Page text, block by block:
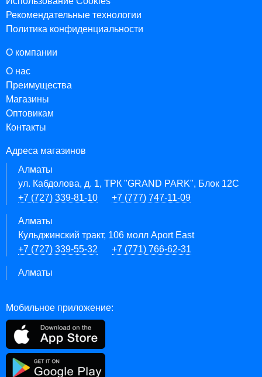
Рекомендательные технологии
Политика конфиденциальности
О компании
О нас
Преимущества
Магазины
Оптовикам
Контакты
Адреса магазинов
Алматы
ул. Кабдолова, д. 1, ТРК "GRAND PARK", Блок 12C
+7 (727) 339-81-10
+7 (777) 747-11-09
Алматы
Кульджинский тракт, 106 молл Aport East
+7 (727) 339-55-32
+7 (771) 766-62-31
Алматы
Мобильное приложение: